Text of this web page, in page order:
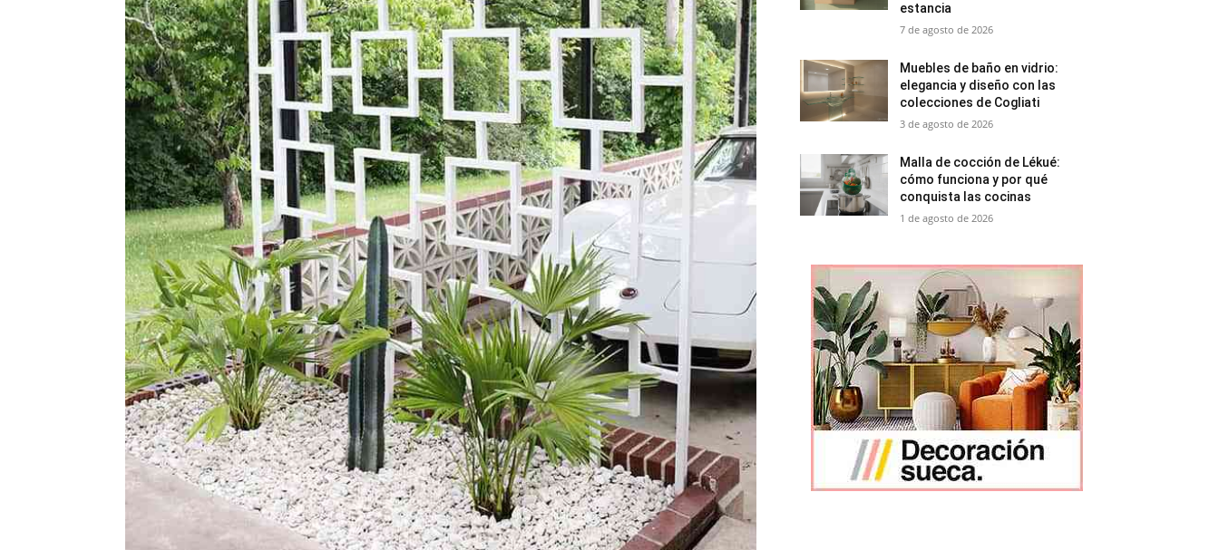
estancia
7 de agosto de 2026
Muebles de baño en vidrio:
elegancia y diseño con las
colecciones de Cogliati
3 de agosto de 2026
Malla de cocción de Lékué:
cómo funciona y por qué
conquista las cocinas
1 de agosto de 2026